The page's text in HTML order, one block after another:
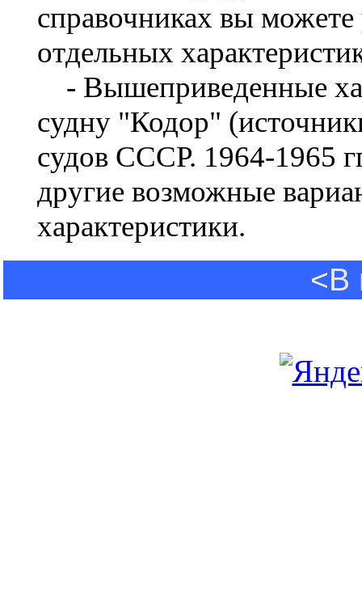
справочниках вы можете
отдельных
- Вышеприведенные
судну "Кодор"
судов СССР. 1964-1965
другие возможные
характеристики.
<В